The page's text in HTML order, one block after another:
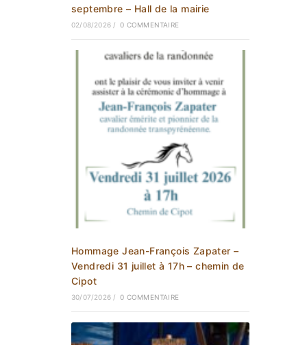
septembre – Hall de la mairie
02/08/2026 / 0 COMMENTAIRE
Hommage Jean-François Zapater –
Vendredi 31 juillet à 17h – chemin de
Cipot
30/07/2026 / 0 COMMENTAIRE